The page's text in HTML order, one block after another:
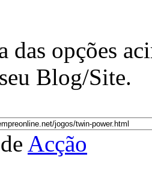
das opções
Blog/Site.
Acção